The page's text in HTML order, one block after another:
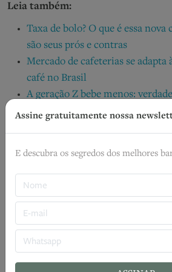
Leia também:
Taxa de bolo? O que é essa nova
são seus prós e contras
Mercado de cafeterias se adapta
café no Brasil
A geração Z bebe menos:
Geração Z consome álcool como
Daniel Lucco
TAGS
Assine gratuitamente nossa
E descubra os segredos dos melhores